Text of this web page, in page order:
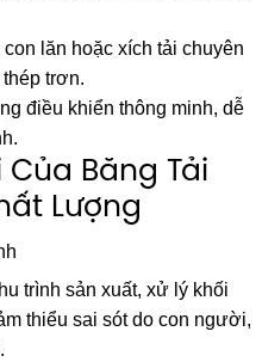
lăn hoặc xích tải chuyên
trơn.
điều khiển thông minh, dễ
Băng Tải
Lượng
trình sản xuất, xử lý khối
thiểu sai sót do con người,